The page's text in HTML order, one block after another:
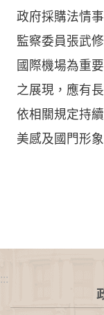
政府採購法情事
監察委員張武
國際機場為重
之展現，應有
依相關規定持
美感及國門形象
:::